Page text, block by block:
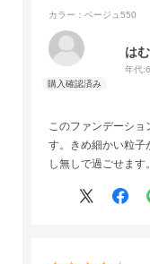
カラー：ベージュ550
はむ
年代:
このファンデーショ
す。きめ細かい粒子
し無しで過ごせます。